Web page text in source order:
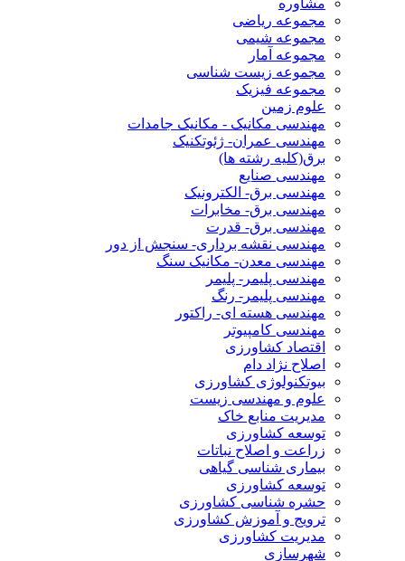
مشاوره
مجموعه ریاضی
مجموعه شیمی
مجموعه آمار
مجموعه زیست شناسی
مجموعه فیزیک
علوم زمین
مهندسی مکانیک - مکانیک جامدات
مهندسی عمران- ژئوتکنیک
برق(کلیه رشته ها)
مهندسی صنایع
مهندسی برق- الکترونیک
مهندسی برق- مخابرات
مهندسی برق- قدرت
مهندسی نقشه برداری- سنجش از دور
مهندسی معدن- مکانیک سنگ
مهندسی پلیمر- پلیمر
مهندسی پلیمر- رنگ
مهندسی هسته ای- راکتور
مهندسی کامپیوتر
اقتصاد کشاورزی
اصلاح نژاد دام
بیوتکنولوژی کشاورزی
علوم و مهندسی زیست
مدیریت منابع خاک
توسعه کشاورزی
زراعت و اصلاح نباتات
بیماری شناسی گیاهی
توسعه کشاورزی
حشره شناسی کشاورزی
ترویج و آموزش کشاورزی
مدیریت کشاورزی
شهرسازی